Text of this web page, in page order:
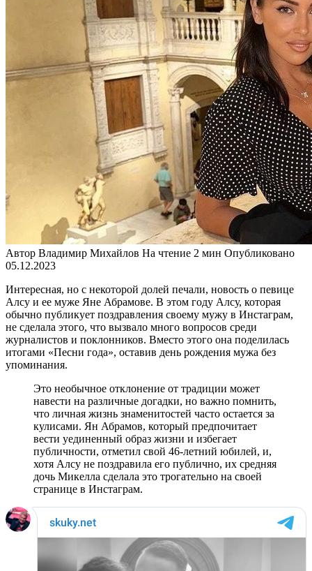
Автор Владимир Михайлов На чтение 2 мин Опубликовано
05.12.2023
Интересная, но с некоторой долей печали, новость о певице
Алсу и ее муже Яне Абрамове. В этом году Алсу, которая
обычно публикует поздравления своему мужу в Инстаграм,
не сделала этого, что вызвало много вопросов среди
журналистов и поклонников. Вместо этого она поделилась
итогами «Песни года», оставив день рождения мужа без
упоминания.
Это необычное отклонение от традиции может
навести на различные догадки, но важно помнить,
что личная жизнь знаменитостей часто остается за
кулисами. Ян Абрамов, который предпочитает
вести уединенный образ жизни и избегает
публичности, отметил свой 46-летний юбилей, и,
хотя Алсу не поздравила его публично, их средняя
дочь Микелла сделала это трогательно на своей
странице в Инстаграм.